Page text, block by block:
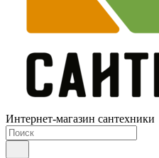
Интернет-магазин сантехники